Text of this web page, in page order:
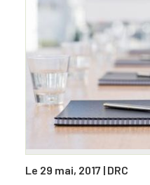
Le 29 mai, 2017 | DRC